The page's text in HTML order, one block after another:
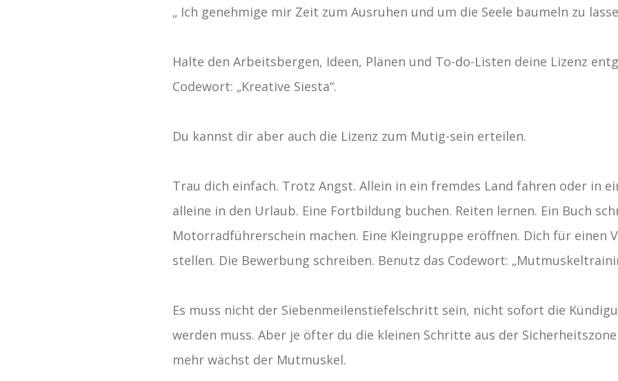
„ Ich genehmige mir Zeit zum Ausruhen und um die Seele baumeln zu
Halte den Arbeitsbergen, Ideen, Plänen und To-do-Listen deine Lizenz
Codewort: „Kreative Siesta“.
Du kannst dir aber auch die Lizenz zum Mutig-sein erteilen.
Trau dich einfach. Trotz Angst. Allein in ein fremdes Land fahren oder in
alleine in den Urlaub. Eine Fortbildung buchen. Reiten lernen. Ein Buch
Motorradführerschein machen. Eine Kleingruppe eröffnen. Dich für einen
stellen. Die Bewerbung schreiben. Benutz das Codewort:
Es muss nicht der Siebenmeilenstiefelschritt sein, nicht sofort die
werden muss. Aber je öfter du die kleinen Schritte aus der
mehr wächst der Mutmuskel.